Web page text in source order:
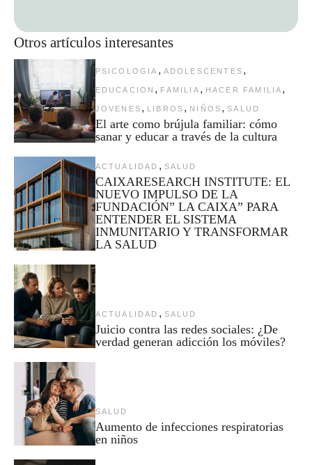
Otros artículos interesantes
PSICOLOGIA , ADOLESCENTES ,
EDUCACION , FAMILIA , HACER FAMILIA ,
JOVENES , LIBROS , NIÑOS , SALUD
El arte como brújula familiar: cómo
sanar y educar a través de la cultura
ACTUALIDAD , SALUD
CAIXARESEARCH INSTITUTE: EL
NUEVO IMPULSO DE LA
FUNDACIÓN” LA CAIXA” PARA
ENTENDER EL SISTEMA
INMUNITARIO Y TRANSFORMAR
LA SALUD
ACTUALIDAD , SALUD
Juicio contra las redes sociales: ¿De
verdad generan adicción los móviles?
SALUD
Aumento de infecciones respiratorias
en niños